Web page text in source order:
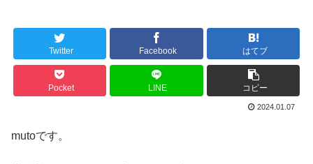
Twitter Facebook はてブ
Pocket LINE コピー
2024.01.07
mutoです。